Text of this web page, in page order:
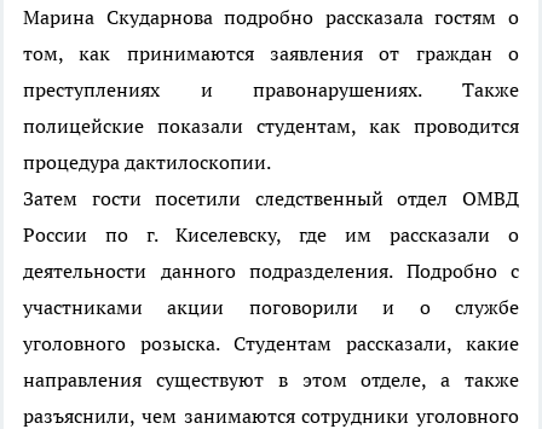
Марина Скударнова подробно рассказала гостям о
том, как принимаются заявления от граждан о
преступлениях и правонарушениях. Также
полицейские показали студентам, как проводится
процедура дактилоскопии.
Затем гости посетили следственный отдел ОМВД
России по г. Киселевску, где им рассказали о
деятельности данного подразделения. Подробно с
участниками акции поговорили и о службе
уголовного розыска. Студентам рассказали, какие
направления существуют в этом отделе, а также
разъяснили, чем занимаются сотрудники уголовного